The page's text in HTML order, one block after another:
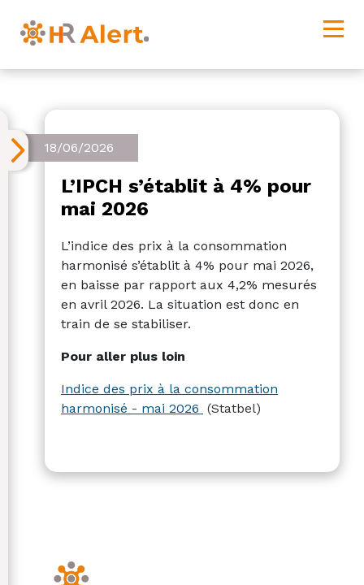
18/06/2026
L’IPCH s’établit à 4% pour
mai 2026
L’indice des prix à la consommation
harmonisé s’établit à 4% pour mai 2026,
en baisse par rapport aux 4,2% mesurés
en avril 2026. La situation est donc en
train de se stabiliser.
Pour aller plus loin
Indice des prix à la consommation
harmonisé - mai 2026 (Statbel)